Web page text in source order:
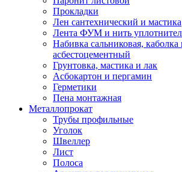
Прокладки
Лен сантехнический и мастика
Лента ФУМ и нить
Набивка сальниковая,
асбестоцементный
Грунтовка, мастика и лак
Асбокартон и пергамин
Герметики
Пена монтажная
Металлопрокат
Трубы профильные
Уголок
Швеллер
Лист
Полоса